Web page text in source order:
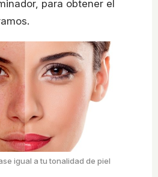
para obtener el
igual a tu tonalidad de piel